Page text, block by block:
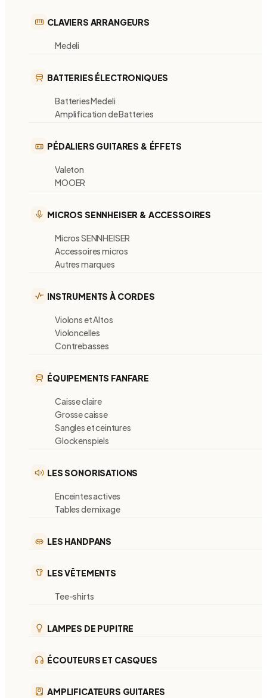
CLAVIERS ARRANGEURS
Medeli
BATTERIES ÉLECTRONIQUES
Batteries Medeli
Amplification de Batteries
PÉDALIERS GUITARES & ÉFFETS
Valeton
MOOER
MICROS SENNHEISER & ACCESSOIRES
Micros SENNHEISER
Accessoires micros
Autres marques
INSTRUMENTS À CORDES
Violons et Altos
Violoncelles
Contrebasses
ÉQUIPEMENTS FANFARE
Caisse claire
Grosse caisse
Sangles et ceintures
Glockenspiels
LES SONORISATIONS
Enceintes actives
Tables de mixage
LES HANDPANS
LES VÊTEMENTS
Tee-shirts
LAMPES DE PUPITRE
ÉCOUTEURS ET CASQUES
AMPLIFICATEURS GUITARES